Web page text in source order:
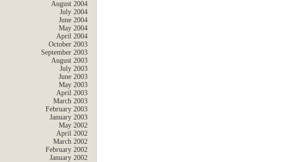
August 2004
July 2004
June 2004
May 2004
April 2004
October 2003
September 2003
August 2003
July 2003
June 2003
May 2003
April 2003
March 2003
February 2003
January 2003
May 2002
April 2002
March 2002
February 2002
January 2002